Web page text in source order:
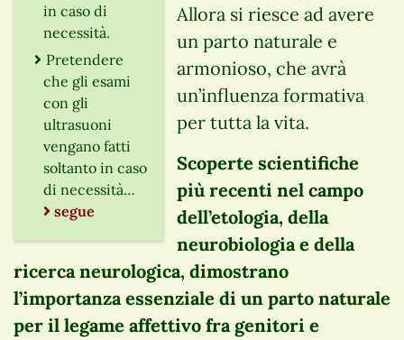
in caso di
necessità.
Pretendere
che gli esami
con gli
ultrasuoni
vengano fatti
soltanto in caso
di necessità…
segue
Allora si riesce ad avere
un parto naturale e
armonioso, che avrà
un’influenza formativa
per tutta la vita.
Scoperte scientifiche
più recenti nel campo
dell’etologia, della
neurobiologia e della
ricerca neurologica, dimostrano
l’importanza essenziale di un parto naturale
per il legame affettivo fra genitori e